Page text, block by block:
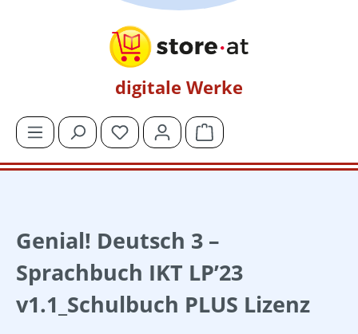
digitale Werke
Du hast 0 Produkte auf dem Merkzettel
Warenkorb enthält 0
Genial! Deutsch 3 –
Sprachbuch IKT LP’23
v1.1_Schulbuch PLUS Lizenz